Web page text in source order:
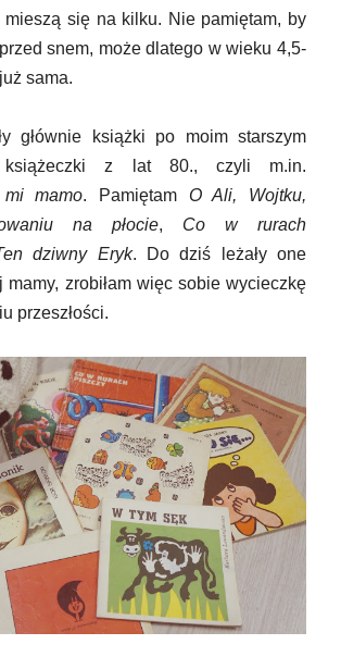
mieszą się na kilku. Nie pamiętam, by
snem, może dlatego w wieku 4,5-
sama.
głównie książki po moim starszym
książeczki z lat 80., czyli m.in.
mamo. Pamiętam O Ali, Wojtku,
na płocie, Co w rurach
dziwny Eryk. Do dziś leżały one
mamy, zrobiłam więc sobie wycieczkę
przeszłości.